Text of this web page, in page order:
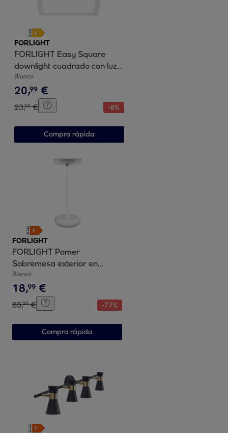
FORLIGHT
FORLIGHT Easy Square
downlight cuadrado con luz
led blanco cálido 3000K en
color blanco
Blanco
20,99 €
23,00 € -8%
Compra rápida
FORLIGHT
FORLIGHT Pomer
Sobremesa exterior en
blanco con luz led blanco
cálido 3000K
Blanco
18,99 €
85,00 € -77%
Compra rápida